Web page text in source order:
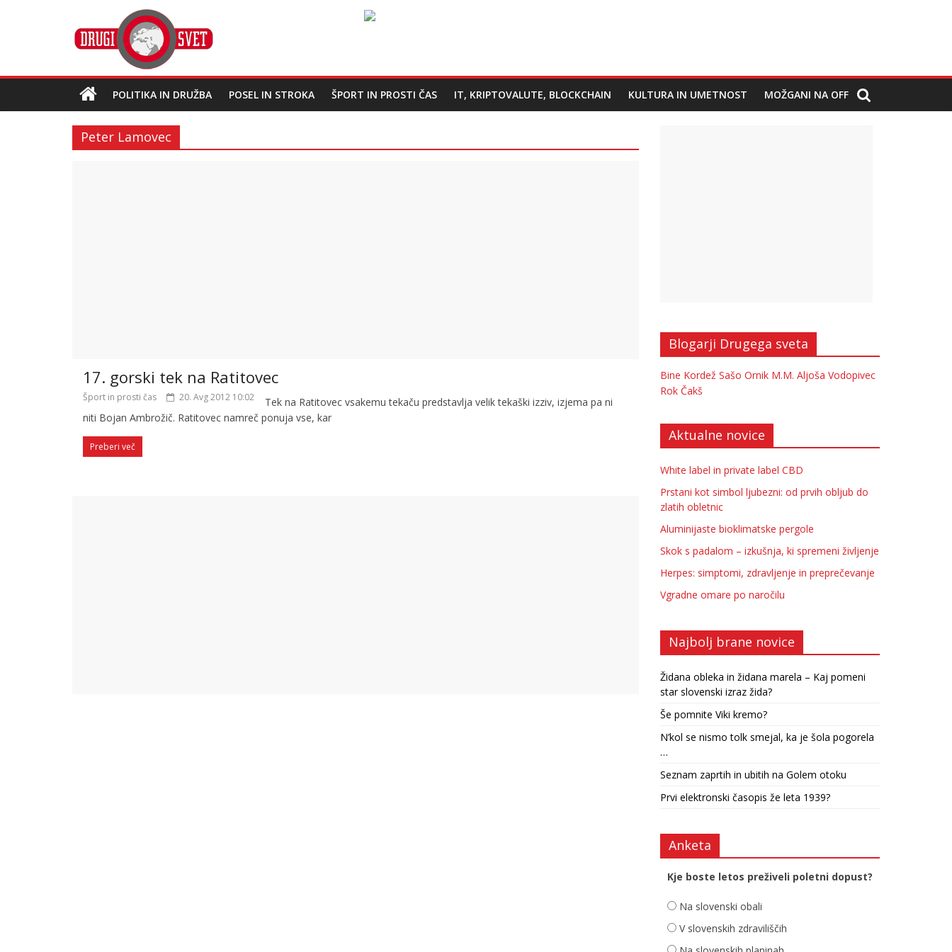
POLITIKA IN DRUŽBA POSEL IN STROKA ŠPORT IN PROSTI ČAS IT, KRIPTOVALUTE, BLOCKCHAIN KULTURA IN UMETNOST MOŽGANI NA OFF
Peter Lamovec
17. gorski tek na Ratitovec
Šport in prosti čas 20. Avg 2012 10:02
Tek na Ratitovec vsakemu tekaču predstavlja velik tekaški izziv, izjema pa ni
niti Bojan Ambrožič. Ratitovec namreč ponuja vse, kar
Preberi več
Blogarji Drugega sveta
Bine Kordež Sašo Ornik M.M. Aljoša Vodopivec
Rok Čakš
Aktualne novice
White label in private label CBD
Prstani kot simbol ljubezni: od prvih obljub do
zlatih obletnic
Aluminijaste bioklimatske pergole
Skok s padalom – izkušnja, ki spremeni življenje
Herpes: simptomi, zdravljenje in preprečevanje
Vgradne omare po naročilu
Najbolj brane novice
Židana obleka in židana marela – Kaj pomeni
star slovenski izraz žida?
Še pomnite Viki kremo?
N’kol se nismo tolk smejal, ka je šola pogorela
…
Seznam zaprtih in ubitih na Golem otoku
Prvi elektronski časopis že leta 1939?
Anketa
Kje boste letos preživeli poletni dopust?
Na slovenski obali
V slovenskih zdraviliščih